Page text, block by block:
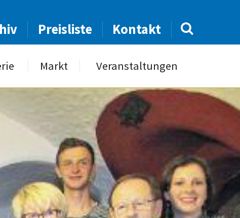
Preisliste Kontakt
Markt Veranstaltungen